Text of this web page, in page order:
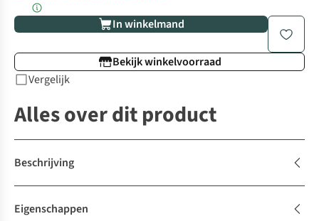
In winkelmand
Bekijk winkelvoorraad
Vergelijk
Alles over dit product
Beschrijving
Eigenschappen